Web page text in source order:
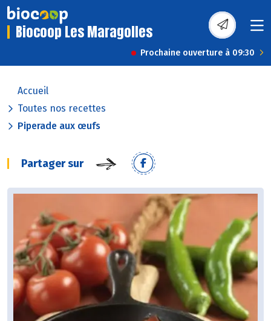
Biocoop Les Maragolles
Prochaine ouverture à 09:30
Accueil
Toutes nos recettes
Piperade aux œufs
Partager sur